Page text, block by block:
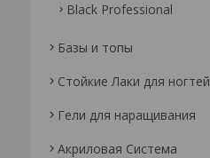
Black Professional
Базы и топы
Стойкие Лаки для ногтей
Гели для наращивания
Акриловая Система